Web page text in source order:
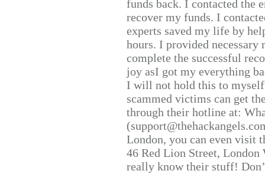
funds back. I contacted the
recover my funds. I
experts saved my life by
hours. I provided
complete the successful
joy asI got my everything
I will not hold this to
scammed victims can get
through their hotline at:
London, you can even visit
46 Red Lion Street, London
really know their stuff!